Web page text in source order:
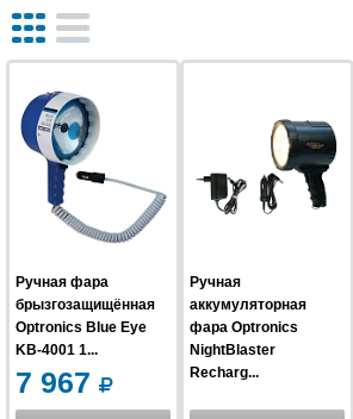
Ручная фара
брызгозащищённая
Optronics Blue Eye
KB-4001 1...
7 967
Ручная
аккумуляторная
фара Optronics
NightBlaster
Recharg...